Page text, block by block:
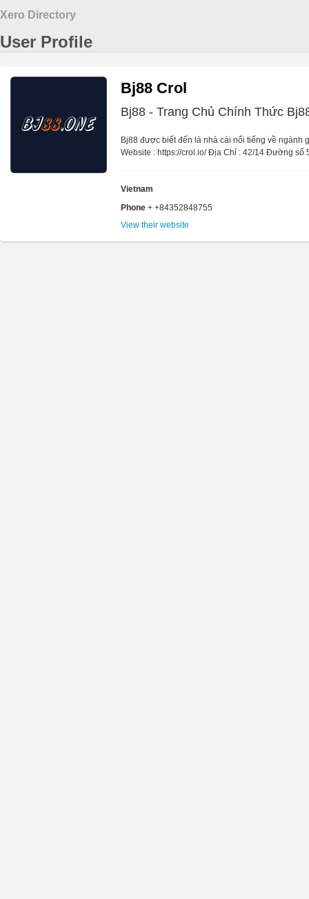
Xero Directory
User Profile
Bj88 Crol
Bj88 - Trang Chủ Chính Thức
Bj88 được biết đến là nhà cái nổi tiếng về ngành
Website : https://crol.io/ Địa Chỉ : 42/14 Đường số
Vietnam
Phone + +84352848755
View their website